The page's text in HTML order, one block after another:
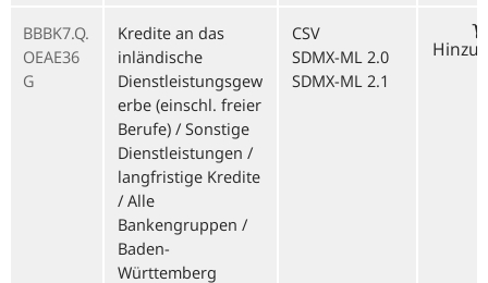
BBBK7.Q.
OEAE36
G
Kredite an das
inländische
Dienstleistungsgew
erbe (einschl. freier
Berufe) / Sonstige
Dienstleistungen /
langfristige Kredite
/ Alle
Bankengruppen /
Baden-
Württemberg
CSV
SDMX-ML 2.0
SDMX-ML 2.1